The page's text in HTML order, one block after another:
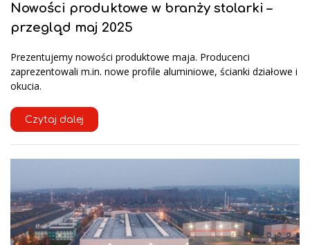
Nowości produktowe w branży stolarki –
przegląd maj 2025
Prezentujemy nowości produktowe maja. Producenci
zaprezentowali m.in. nowe profile aluminiowe, ścianki działowe i
okucia.
Czytaj dalej